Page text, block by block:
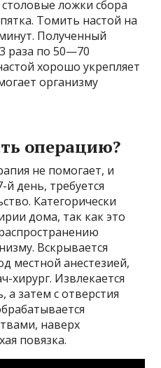
ложки сбора
Томить настой на
Полученный
раза по 50—70
хорошо укрепляет
организму
операцию?
не помогает, и
день, требуется
Категорически
дома, так как это
Вскрывается
местной анестезией,
хирург. Извлекается
а затем с отверстия
наверх
повязка.